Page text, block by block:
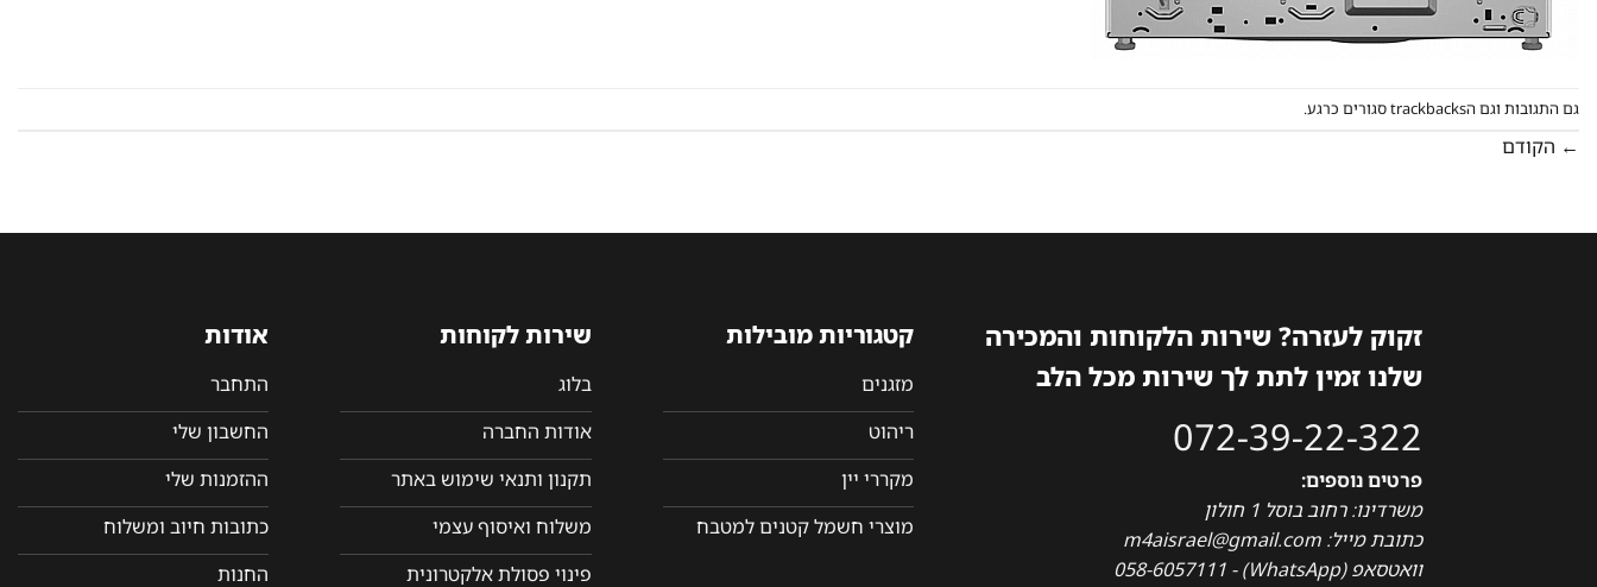
גם התגובות וגם הtrackbacks סגורים כרגע.
← הקודם
זקוק לעזרה? שירות הלקוחות והמכירה
שלנו זמין לתת לך שירות מכל הלב
072-39-22-322
פרטים נוספים:
משרדינו: רחוב בוסל 1 חולון
כתובת מייל: m4aisrael@gmail.com
וואטסאפ (WhatsApp) - 058-6057111
קטגוריות מובילות
מזגנים
ריהוט
מקררי יין
מוצרי חשמל קטנים למטבח
שירות לקוחות
בלוג
אודות החברה
תקנון ותנאי שימוש באתר
משלוח ואיסוף עצמי
פינוי פסולת אלקטרונית
אודות
התחבר
החשבון שלי
ההזמנות שלי
כתובות חיוב ומשלוח
החנות